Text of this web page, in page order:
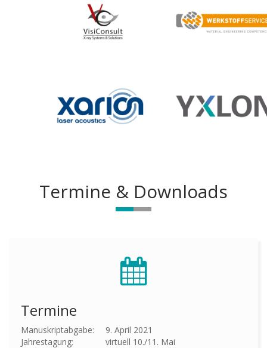
Termine & Downloads
Termine
Manuskriptabgabe:
9. April 2021
Jahrestagung:
virtuell 10./11. Mai